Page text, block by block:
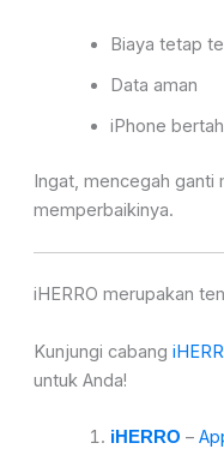
Biaya tetap
Data aman
iPhone
Ingat, mencegah ganti
memperbaikinya.
iHERRO merupakan
Kunjungi cabang
untuk Anda!
iHERRO –